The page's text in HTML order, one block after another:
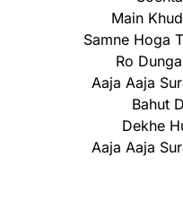
Main
Samne Hoga
Ro
Aaja Aaja
Bahut
Dekhe
Aaja Aaja